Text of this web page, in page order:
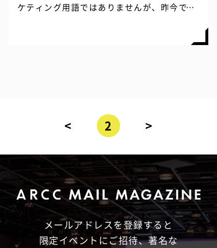
ケティング用語ではありませんが、昨今では
< 2 >
メールアドレスを登録すると
限定イベントにご招待、著名な